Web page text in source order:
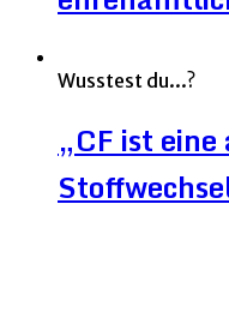
Wusstest du...?
„CF ist